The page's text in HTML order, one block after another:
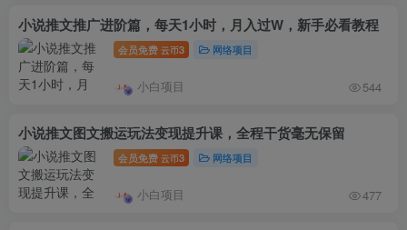
小说推文推广进阶篇，每天1小时，月入过W，新手必看教程
会员免费 云币3 网络项目
小白项目 544
小说推文图文搬运玩法变现提升课，全程干货毫无保留
会员免费 云币3 网络项目
小白项目 477